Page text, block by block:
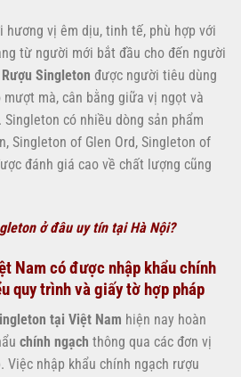
hương vị êm dịu, tinh tế, phù hợp với
từ người mới bắt đầu cho đến người
Rượu Singleton được người tiêu dùng
mà, cân bằng giữa vị ngọt và
có nhiều dòng sản phẩm
Singleton of Glen Ord, Singleton of
đánh giá cao về chất lượng cũng
ở đâu uy tín tại Hà Nội?
Nam có được nhập khẩu chính
quy trình và giấy tờ hợp pháp
tại Việt Nam hiện nay hoàn
chính ngạch thông qua các đơn vị
Việc nhập khẩu chính ngạch rượu